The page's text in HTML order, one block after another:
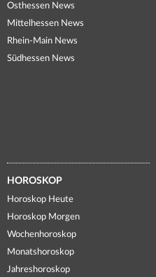
Osthessen News
Mittelhessen News
Rhein-Main News
Südhessen News
HOROSKOP
Horoskop Heute
Horoskop Morgen
Wochenhoroskop
Monatshoroskop
Jahreshoroskop